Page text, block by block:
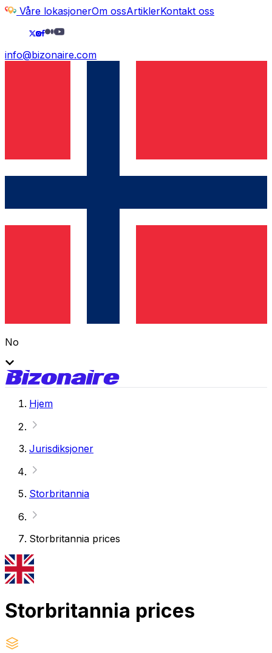
Våre lokasjonerOm ossArtiklerKontakt oss
info@bizonaire.com
No
Hjem
Jurisdiksjoner
Storbritannia
Storbritannia prices
Storbritannia prices